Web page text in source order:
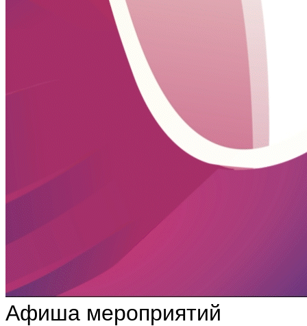
Афиша мероприятий